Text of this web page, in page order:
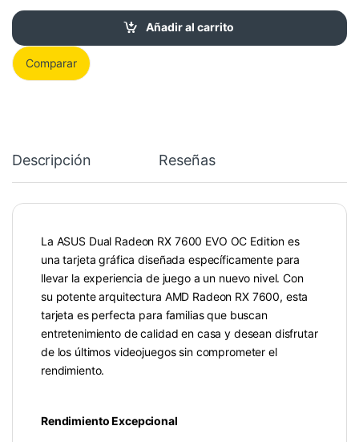
Añadir al carrito
Comparar
Descripción Reseñas
La ASUS Dual Radeon RX 7600 EVO OC Edition es
una tarjeta gráfica diseñada específicamente para
llevar la experiencia de juego a un nuevo nivel. Con
su potente arquitectura AMD Radeon RX 7600, esta
tarjeta es perfecta para familias que buscan
entretenimiento de calidad en casa y desean disfrutar
de los últimos videojuegos sin comprometer el
rendimiento.
Rendimiento Excepcional